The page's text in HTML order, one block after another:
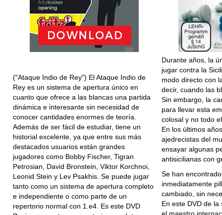
("Ataque Indio de Rey") El Ataque Indio de
Rey es un sistema de apertura único en
cuanto que ofrece a las blancas una partida
dinámica e interesante sin necesidad de
conocer cantidades enormes de teoría.
Además de ser fácil de estudiar, tiene un
historial excelente, ya que entre sus más
destacados usuarios están grandes
jugadores como Bobby Fischer, Tigran
Petrosian, David Bronstein, Viktor Korchnoi,
Leonid Stein y Lev Psakhis. Se puede jugar
tanto como un sistema de apertura completo
e independiente o como parte de un
repertorio normal con 1.e4. Es este DVD
Durante años, la
jugar contra la
modo directo con
decir, cuando las
Sin embargo, la
para llevar esta
colosal y no todo
En los últimos
ajedrecistas del
ensayar algunas
antisicilianas con
Se han
inmediatamente
cambiado, sin
En este DVD de